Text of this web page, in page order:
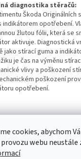
cookies, abychom
webu
diagnostika stěračů:
Škoda Originálních
indikátorem opotřebení.
žlutou fólii, která se
aktivuje. Diagnostická
jako stírací guma a
je čas na výměnu
vlivy a poškození
poškození
opotřebení.
specifikace
571998002